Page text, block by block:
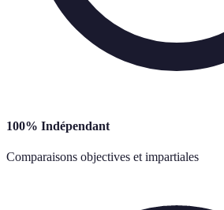
100% Indépendant
Comparaisons objectives et impartiales